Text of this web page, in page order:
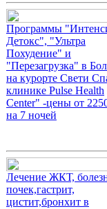
Программы
Детокс", "Ультра
Похудение" и
"Перезагрузка" в
на курорте Свети
клинике Pulse Health
Center" -цены от
на 7 ночей
Лечение ЖКТ,
почек,гастрит,
цистит,бронхит в